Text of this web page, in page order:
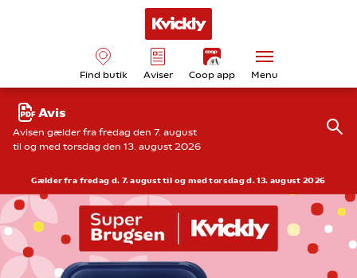
Find butik Aviser Coop app Menu
Avis
Avisen gælder fra fredag den 7. august
til og med torsdag den 13. august 2026
Gælder fra fredag d. 7. august til og med torsdag d. 13. august 2026